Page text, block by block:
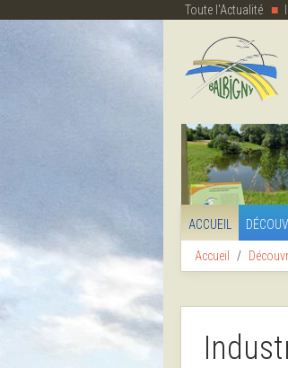
Toute l'Actualité
ACCUEIL
Accueil